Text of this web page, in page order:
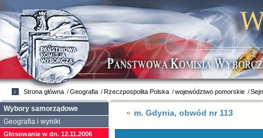
m. Gdynia, obwód nr 113
Strona główna Geografia Rzeczpospolita Polska województwo pomorskie
Wybory samorządowe
Geografia i wyniki
Głosowanie w dn. 12.11.2006